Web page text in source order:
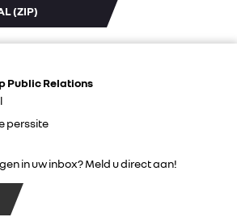
(ZIP)
Public Relations
perssite
in uw inbox? Meld u direct aan!